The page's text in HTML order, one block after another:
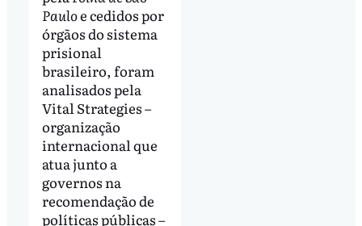
Pauloe cedidos por
órgãos do sistema
prisional
brasileiro, foram
analisados pela
Vital Strategies –
organização
internacional que
atua junto a
governos na
recomendação de
políticas públicas –